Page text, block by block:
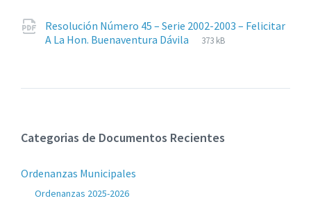
Resolución Número 45 – Serie 2002-2003 – Felicitar
A La Hon. Buenaventura Dávila
Extensiones
pdf
Tamaño
373 kB
Categorias de Documentos Recientes
Ordenanzas Municipales
Ordenanzas 2025-2026